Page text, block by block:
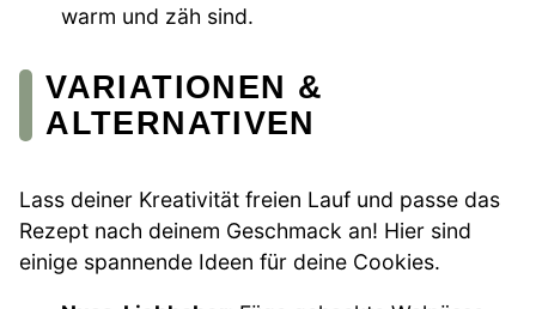
warm und zäh sind.
VARIATIONEN &
ALTERNATIVEN
Lass deiner Kreativität freien Lauf und passe das
Rezept nach deinem Geschmack an! Hier sind
einige spannende Ideen für deine Cookies.